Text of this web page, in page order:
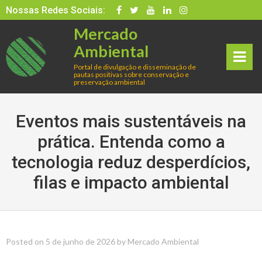
Skip
to
content
Nossas Redes Sociais:
Mercado
Ambiental
Portal de divulgação e disseminação de
pautas positivas sobre conservação e
preservação ambiental
u
Eventos mais sustentáveis na
prática. Entenda como a
tecnologia reduz desperdícios,
filas e impacto ambiental
Posted on 5 de junho de 2026 by Mercado Ambiental